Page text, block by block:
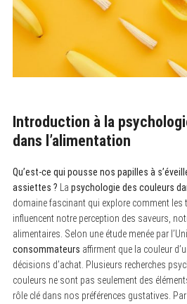
Introduction à la
dans l’alimentation
Qu’est-ce qui pousse nos papilles à
assiettes ? La psychologie des couleurs
domaine fascinant qui explore comment les
influencent notre perception des saveurs,
alimentaires. Selon une étude menée par
consommateurs affirment que la couleur
décisions d’achat. Plusieurs recherches
couleurs ne sont pas seulement des
rôle clé dans nos préférences gustatives.